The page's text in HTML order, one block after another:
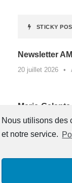
Nous utilisons des
et notre service.
STICKY
Newsletter
20 juillet 2026 •
Marie-
lauréat de
national
« Un père,